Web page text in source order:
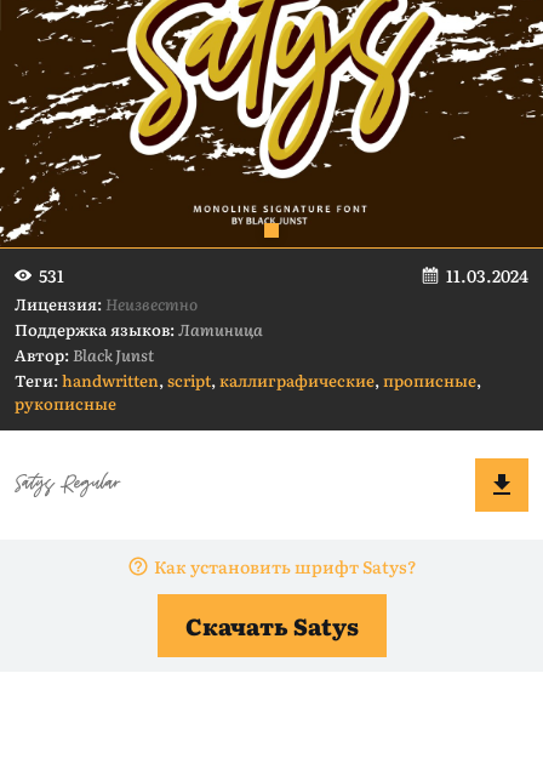
531 11.03.2024
Лицензия: Неизвестно
Поддержка языков:Латиница
Автор: Black Junst
Теги:handwritten, script, каллиграфические, прописные,
рукописные
Как установить шрифт Satys?
Скачать Satys